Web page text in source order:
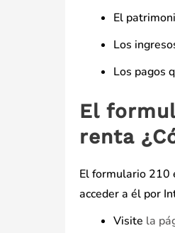
El
Los
Los pagos
El
renta
El formulario 210
acceder a él por
Visite la